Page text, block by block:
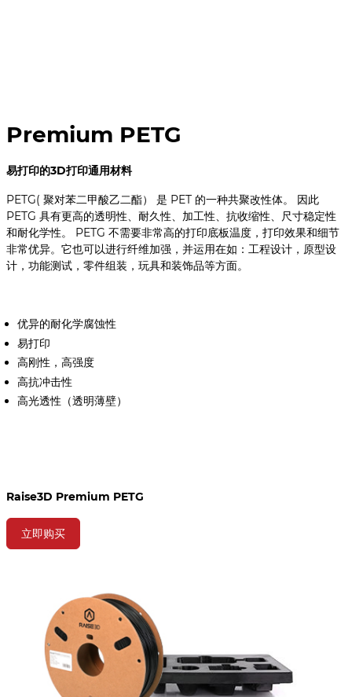
Premium PETG
易打印的3D打印通用材料
PETG( 聚对苯二甲酸乙二酯） 是 PET 的一种共聚改性体。 因此
PETG 具有更高的透明性、耐久性、加工性、抗收缩性、尺寸稳定性
和耐化学性。 PETG 不需要非常高的打印底板温度，打印效果和细节
非常优异。它也可以进行纤维加强，并运用在如：工程设计，原型设
计，功能测试，零件组装，玩具和装饰品等方面。
优异的耐化学腐蚀性
易打印
高刚性，高强度
高抗冲击性
高光透性（透明薄壁）
Raise3D Premium PETG
立即购买